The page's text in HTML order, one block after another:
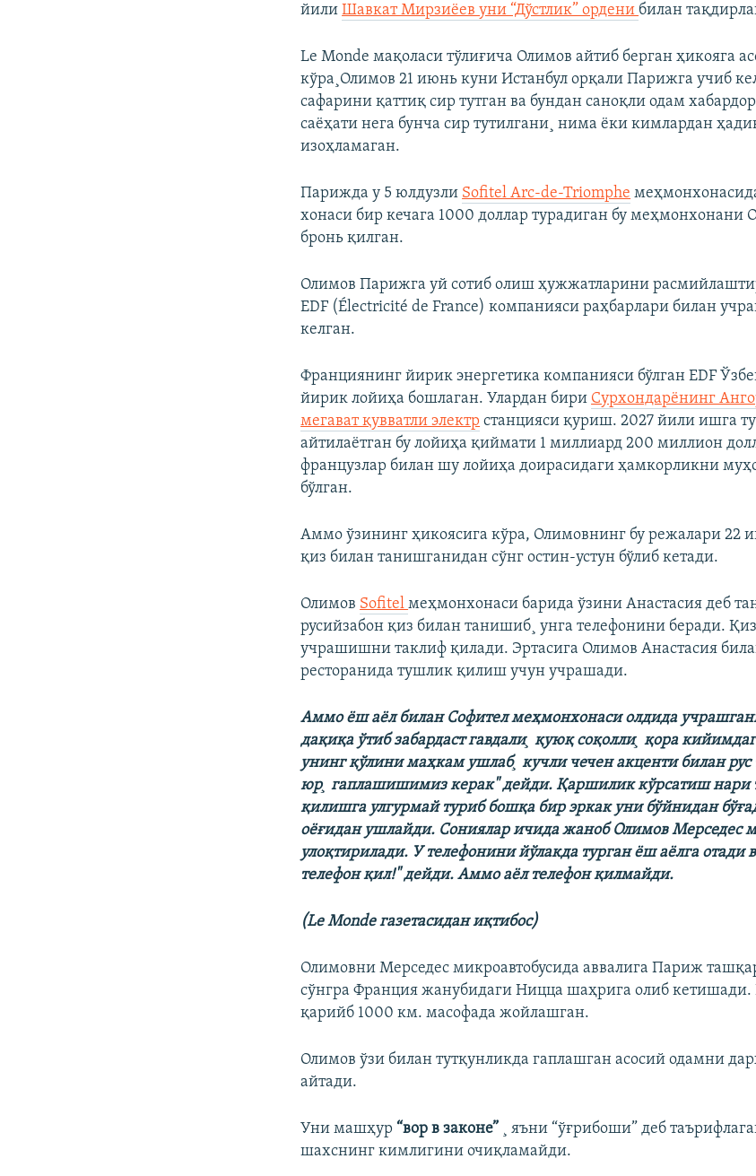
йилиШавкат Мирзиëев уни “Дўстлик” ордени билан
Le Monde мақоласи тўлиғича Олимов айтиб берган ҳикояга
кўра¸Олимов 21 июнь куни Истанбул орқали Парижга учиб
сафарини қаттиқ сир тутган ва бундан саноқли одам
саëҳати нега бунча сир тутилгани¸ нима ëки кимлардан
изоҳламаган.
Парижда у 5 юлдузли Sofitel Arc-de-Triomphe
хонаси бир кечага 1000 доллар турадиган бу меҳмонхонани
бронь қилган.
Олимов Парижга уй сотиб олиш ҳужжатларини
EDF (Électricité de France) компанияси раҳбарлари билан
келган.
Франциянинг йирик энергетика компанияси бўлган EDF
йирик лойиҳа бошлаган. Улардан бири Сурхондарëнинг
мегават қувватли электр станцияси қуриш. 2027 йили ишга
айтилаëтган бу лойиҳа қиймати 1 миллиард 200 миллион
французлар билан шу лойиҳа доирасидаги ҳамкорликни
бўлган.
Аммо ўзининг ҳикоясига кўра, Олимовнинг бу режалари 22
қиз билан танишганидан сўнг остин-устун бўлиб кетади.
Олимов Sofitelмеҳмонхонаси барида ўзини Анастасия деб
русийзабон қиз билан танишиб¸ унга телефонини беради.
учрашишни таклиф қилади. Эртасига Олимов Анастасия
ресторанида тушлик қилиш учун учрашади.
Аммо ëш аëл билан Софител меҳмонхонаси олдида
дақиқа ўтиб забардаст гавдали¸ қуюқ соқолли¸ қора
унинг қўлини маҳкам ушлаб¸ кучли чечен акценти билан рус
юр¸ гаплашишимиз керак" дейди. Қаршилик кўрсатиш нари
қилишга улгурмай туриб бошқа бир эркак уни бўйнидан
оëғидан ушлайди. Сониялар ичида жаноб Олимов Мерседес
улоқтирилади. У телефонини йўлакда турган ëш аëлга отади
телефон қил!" дейди. Аммо аëл телефон қилмайди.
(Le Monde газетасидан иқтибос)
Олимовни Мерседес микроавтобусида аввалига Париж
сўнгра Франция жанубидаги Ницца шаҳрига олиб
қарийб 1000 км. масофада жойлашган.
Олимов ўзи билан тутқунликда гаплашган асосий одамни
айтади.
Уни машҳур“вор в законе” ¸ яъни “ўғрибоши” деб
шахснинг кимлигини очиқламайди.